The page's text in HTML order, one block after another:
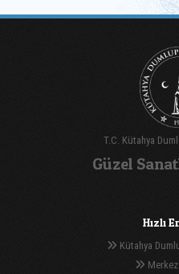
T.C. Kütahya
Güzel
Hızlı
Kütahya